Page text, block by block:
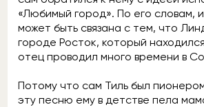
«Любимый город». По его словам,
может быть связана с тем, что
городе Росток, который
отец проводил много времени в
Потому что сам Тиль был
эту песню ему в детстве пела